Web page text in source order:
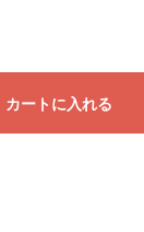
カートに入れる